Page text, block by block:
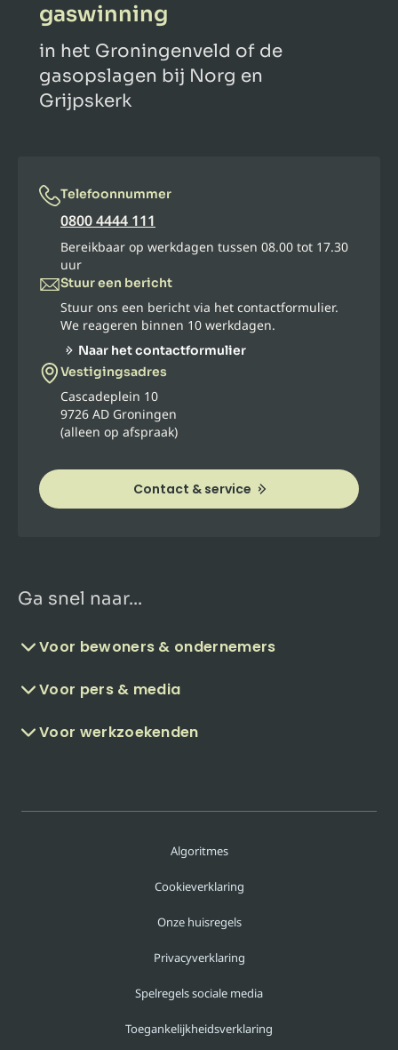
gaswinning
in het Groningenveld of de
gasopslagen bij Norg en
Grijpskerk
Telefoonnummer
0800 4444 111
Bereikbaar op werkdagen tussen 08.00 tot 17.30
uur
Stuur een bericht
Stuur ons een bericht via het contactformulier.
We reageren binnen 10 werkdagen.
Naar het contactformulier
Vestigingsadres
Cascadeplein 10
9726 AD Groningen
(alleen op afspraak)
Contact & service
Ga snel naar...
Voor bewoners & ondernemers
Voor pers & media
Voor werkzoekenden
Algoritmes
Cookieverklaring
Onze huisregels
Privacyverklaring
Spelregels sociale media
Toegankelijkheidsverklaring